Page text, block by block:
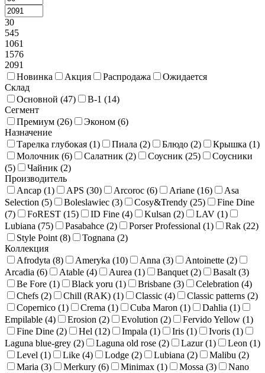
30
545
1061
1576
2091
Новинка
Акция Распродажа
Ожидается
Склад
Основной (47) В-1 (14)
Сегмент
Премиум (26) Эконом (6)
Назначение
Тарелка глубокая (1) Пиала (2) Блюдо (2) Крышка (1)
Молочник (6) Салатник (2) Соусник (25)
Соусники
(5) Чайник (2)
Производитель
Ancap (1) APS (30) Arcoroc (6) Ariane (16)
Asa
Selection (5) Boleslawiec (3) Cosy&Trendy (25)
Fine Dine
(7) FoREST (15) ID Fine (4) Kulsan (2) LAV (1)
Lubiana (75) Pasabahce (2) Porser Professional (1) Rak (22)
Style Point (8) Tognana (2)
Коллекция
Afrodyta (8) Ameryka (10) Anna (3) Antoinette (2)
Arcadia (6) Atable (4) Aurea (1) Banquet (2) Basalt (3)
Be Fore (1) Black yoru (1) Brisbane (3) Celebration (4)
Chefs (2) Chill (RAK) (1) Classic (4) Classic patterns (2)
Copernico (1) Crema (1) Cuba Maron (1) Dahlia (1)
Empilable (4) Erosion (2) Evolution (2) Fervido Yellow (1)
Fine Dine (2) Hel (12) Impala (1) Iris (1) Ivoris (1)
Laguna blue-grey (2) Laguna old rose (2) Lazur (1) Leon (1)
Level (1) Like (4) Lodge (2) Lubiana (2) Malibu (2)
Maria (3) Merkury (6) Minimax (1) Mossa (3)
Nano